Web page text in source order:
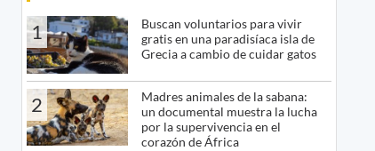
1
Buscan voluntarios para vivir
gratis en una paradisíaca isla de
Grecia a cambio de cuidar gatos
2
Madres animales de la sabana:
un documental muestra la lucha
por la supervivencia en el
corazón de África